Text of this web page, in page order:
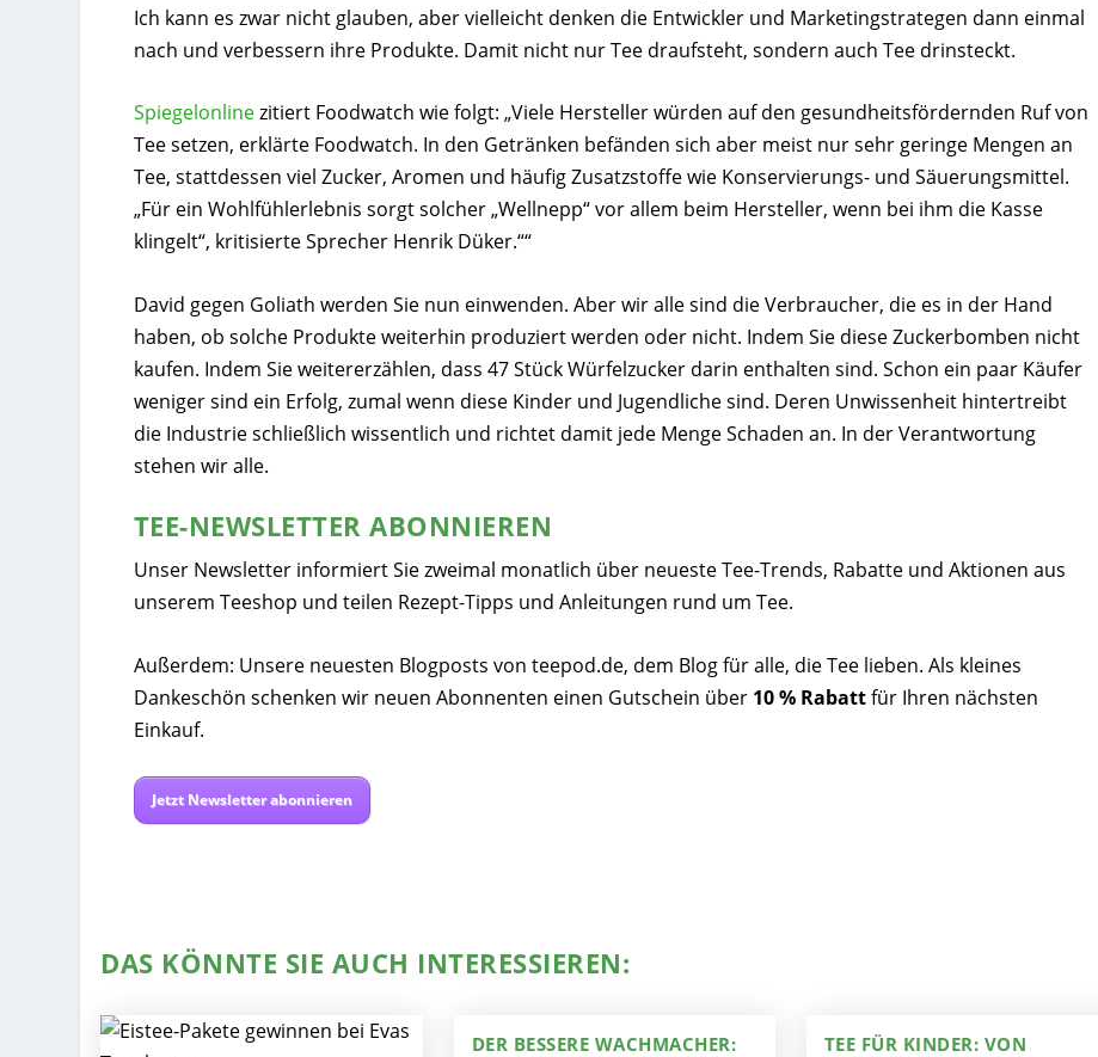
Ich kann es zwar nicht glauben, aber vielleicht denken die Entwickler und Marketingstrategen dann einmal
nach und verbessern ihre Produkte. Damit nicht nur Tee draufsteht, sondern auch Tee drinsteckt.
Spiegelonlinezitiert Foodwatch wie folgt: „Viele Hersteller würden auf den gesundheitsfördernden Ruf von
Tee setzen, erklärte Foodwatch. In den Getränken befänden sich aber meist nur sehr geringe Mengen an
Tee, stattdessen viel Zucker, Aromen und häufig Zusatzstoffe wie Konservierungs- und Säuerungsmittel.
„Für ein Wohlfühlerlebnis sorgt solcher „Wellnepp“ vor allem beim Hersteller, wenn bei ihm die Kasse
klingelt“, kritisierte Sprecher Henrik Düker.““
David gegen Goliath werden Sie nun einwenden. Aber wir alle sind die Verbraucher, die es in der Hand
haben, ob solche Produkte weiterhin produziert werden oder nicht. Indem Sie diese Zuckerbomben nicht
kaufen. Indem Sie weitererzählen, dass 47 Stück Würfelzucker darin enthalten sind. Schon ein paar Käufer
weniger sind ein Erfolg, zumal wenn diese Kinder und Jugendliche sind. Deren Unwissenheit hintertreibt
die Industrie schließlich wissentlich und richtet damit jede Menge Schaden an. In der Verantwortung
stehen wir alle.
TEE-NEWSLETTER ABONNIEREN
Unser Newsletter informiert Sie zweimal monatlich über neueste Tee-Trends, Rabatte und Aktionen aus
unserem Teeshop und teilen Rezept-Tipps und Anleitungen rund um Tee.
Außerdem: Unsere neuesten Blogposts von teepod.de, dem Blog für alle, die Tee lieben. Als kleines
Dankeschön schenken wir neuen Abonnenten einen Gutschein über 10 % Rabattfür Ihren nächsten
Einkauf.
Jetzt Newsletter abonnieren
DAS KÖNNTE SIE AUCH INTERESSIEREN:
DER BESSERE WACHMACHER:
TEE FÜR KINDER: VON